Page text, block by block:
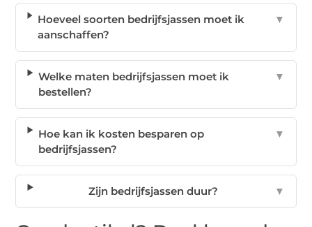
Hoeveel soorten bedrijfsjassen moet ik
aanschaffen?
▼
Welke maten bedrijfsjassen moet ik
bestellen?
▼
Hoe kan ik kosten besparen op
bedrijfsjassen?
▼
Zijn bedrijfsjassen duur? ▼